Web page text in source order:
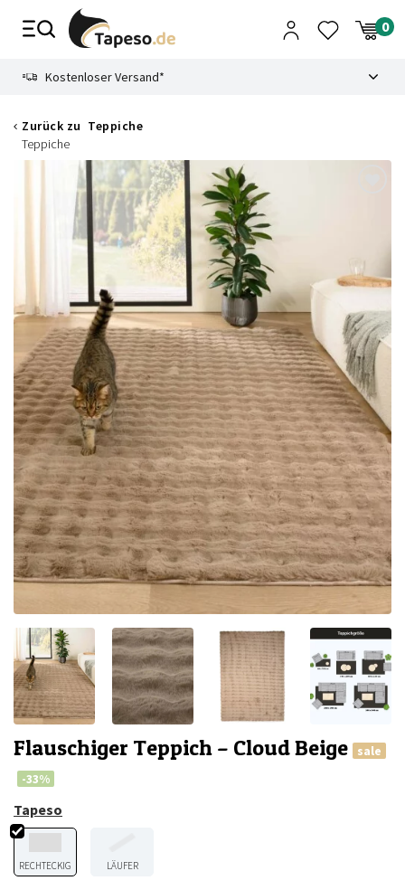
Zusammenbruch
Kostenloser Versand*
Zurück zu Teppiche
Teppiche
Flauschiger Teppich – Cloud Beige
sale
-33%
Tapeso
RECHTECKIG LÄUFER